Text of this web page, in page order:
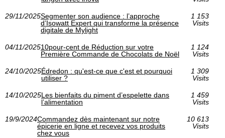
29/11/2025Segmenter son audience : l’approche
d’Isowatt Expert qui transforme la présence
digitale de Mylight
1 153
Visits
04/11/202510pour-cent de Réduction sur votre
Première Commande de Chocolats de Noël
1 124
Visits
24/10/2025Édredon : qu'est-ce que c'est et pourquoi
utiliser ?
1 309
Visits
14/10/2025Les bienfaits du piment d’espelette dans
l’alimentation
1 459
Visits
19/9/2024Commandez dès maintenant sur notre
épicerie en ligne et recevez vos produits
chez vous
10 613
Visits